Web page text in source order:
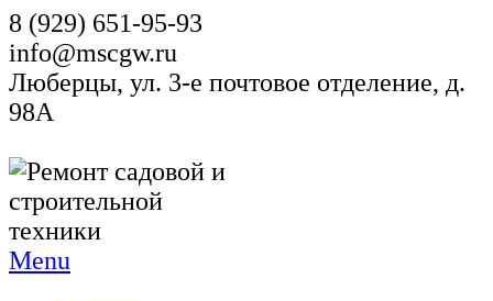
8 (929) 651-95-93
info@mscgw.ru
Люберцы, ул. 3-е почтовое отделение, д.
98А
Menu